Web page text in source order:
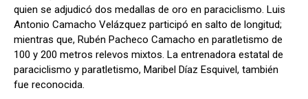
quien se adjudicó dos medallas de oro en paraciclismo. Luis
Antonio Camacho Velázquez participó en salto de longitud;
mientras que, Rubén Pacheco Camacho en paratletismo de
100 y 200 metros relevos mixtos. La entrenadora estatal de
paraciclismo y paratletismo, Maribel Díaz Esquivel, también
fue reconocida.